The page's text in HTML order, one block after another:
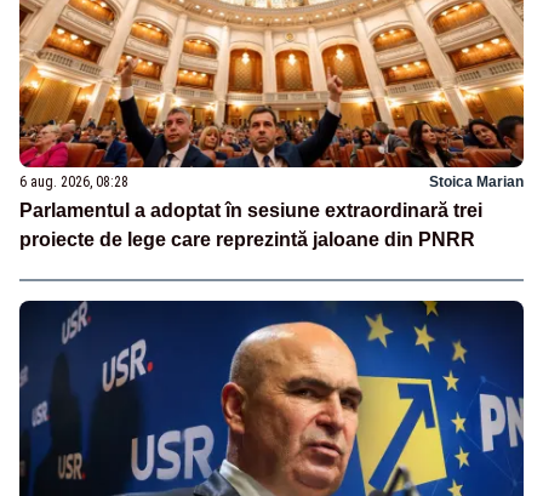
6 aug. 2026, 08:28 Stoica Marian
Parlamentul a adoptat în sesiune extraordinară trei
proiecte de lege care reprezintă jaloane din PNRR